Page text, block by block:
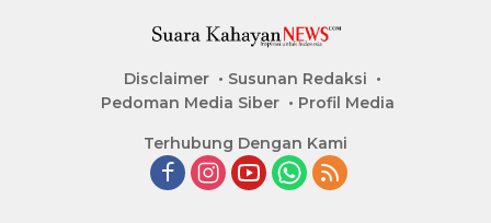
Disclaimer
Susunan Redaksi
Pedoman Media Siber
Profil Media
Terhubung Dengan Kami